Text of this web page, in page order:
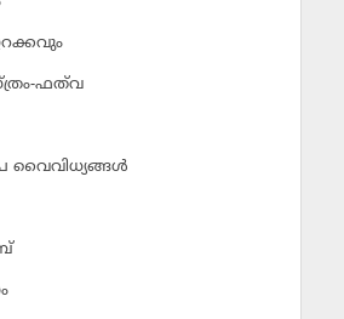
ഫത്‌വ
വൈവിധ്യങ്ങള്‍